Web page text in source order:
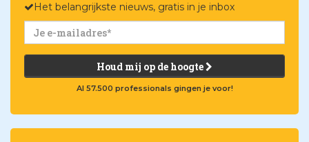
Het belangrijkste nieuws, gratis in je inbox
Houd mij op de hoogte
Al 57.500 professionals gingen je voor!